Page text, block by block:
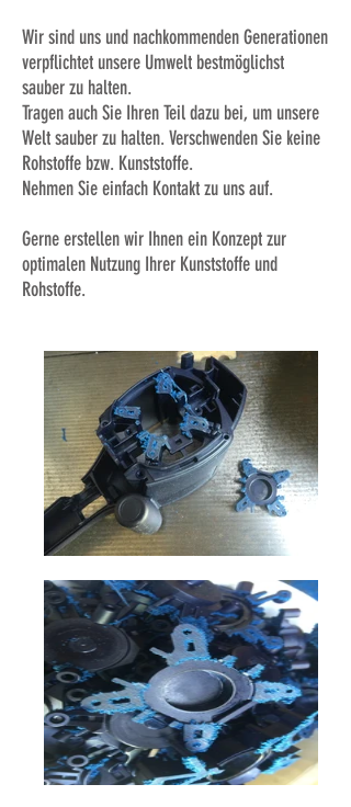
Wir sind uns und nachkommenden Generationen
verpflichtet unsere Umwelt bestmöglichst
sauber zu halten.
Tragen auch Sie Ihren Teil dazu bei, um unsere
Welt sauber zu halten. Verschwenden Sie keine
Rohstoffe bzw. Kunststoffe.
Nehmen Sie einfach Kontakt zu uns auf.
Gerne erstellen wir Ihnen ein Konzept zur
optimalen Nutzung Ihrer Kunststoffe und
Rohstoffe.